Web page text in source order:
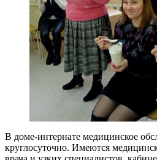
В доме-интернате медицинское
круглосуточно. Имеются